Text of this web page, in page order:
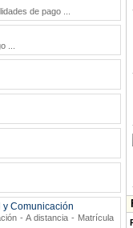
de pago
Comunicación
- A distancia - Matrícula